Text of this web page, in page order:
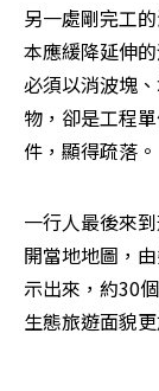
另一處剛完工
本應緩降延伸
必須以消波塊
物，卻是工程
件，顯得疏落。
一行人最後來
開當地地圖，
示出來，約30
生態旅遊面貌